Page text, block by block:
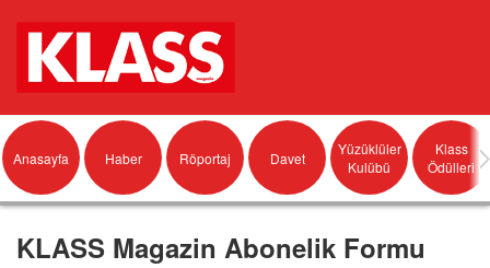
Anasayfa Haber Röportaj Davet
Yüzüklüler
Kulübü
Klass
Ödülleri
KLASS Magazin Abonelik Formu